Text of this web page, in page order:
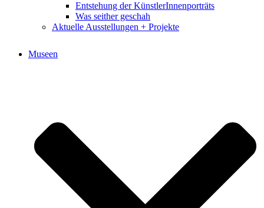
Entstehung der KünstlerInnenporträts
Was seither geschah
Aktuelle Ausstellungen + Projekte
Museen